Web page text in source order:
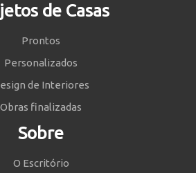
de Casas
Prontos
Personalizados
de Interiores
Obras finalizadas
Sobre
O Escritório